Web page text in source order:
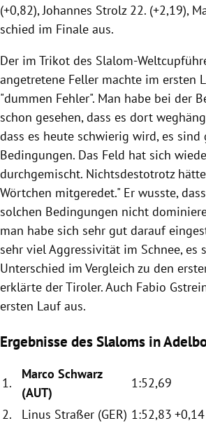
(+0,82), Johannes Strolz 22. (+2,19),
schied im Finale aus.
Der im Trikot des Slalom-
angetretene Feller machte im ersten
"dummen Fehler". Man habe bei der
schon gesehen, dass es dort
dass es heute schwierig wird, es sind
Bedingungen. Das Feld hat sich
durchgemischt. Nichtsdestotrotz
Wörtchen mitgeredet." Er wusste,
solchen Bedingungen nicht
man habe sich sehr gut darauf
sehr viel Aggressivität im Schnee, es
Unterschied im Vergleich zu den
erklärte der Tiroler. Auch Fabio
ersten Lauf aus.
Ergebnisse des Slaloms in
1.
Marco Schwarz
(AUT)
1:52,69
2.
Linus Straßer (GER) 1:52,83 +0,14